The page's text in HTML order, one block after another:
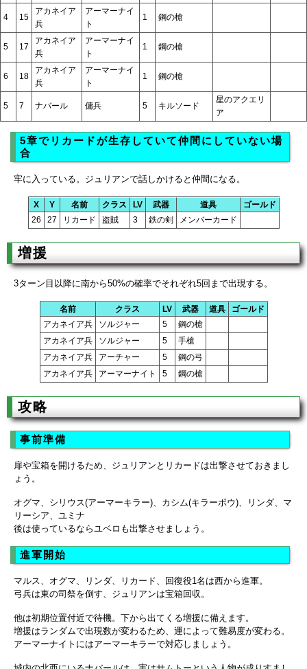
4 15
アカネイア
兵
アーマーナイ
ト
1 鋼の槍
5 17
アカネイア
兵
アーマーナイ
ト
1 鋼の槍
6 18
アカネイア
兵
アーマーナイ
ト
1 鋼の槍
5 7 ナバール 傭兵 5 キルソード
星のアクエリ
ア
5章でリカードが生存していて仲間にしていない場
合
牢に入っている。ジュリアンで話しかけると仲間になる。
X Y 名前 クラス LV 武器 道具
ゴールド
26
27 リカード 盗賊 3 鉄の剣 メンバーカード
増援
3ターン目以降に南から50%の確率でそれぞれ5回まで出現する。
名前 クラス LV 武器 道具
ゴールド
アカネイア兵
ソルジャー 5
鋼の槍
アカネイア兵
ソルジャー 5
手槍
アカネイア兵
アーチャー 5
鋼の弓
アカネイア兵
アーマーナイト 5 鋼の槍
攻略
事前準備
扉や宝箱を開けるため、ジュリアンとリカードは出撃させておきまし
ょう。
オグマ、シリウス(アーマーキラー)、カシム(キラーボウ)、リンダ、マ
リーシア、ユミナ
後は使っているならユベロも出撃させましょう。
進軍開始
マルス、オグマ、リンダ、リカード、回復役1名は西から進軍。
弓兵は東の司祭を倒す、ジュリアンは宝箱回収。
他は初期位置付近で待機。下から出てくる増援に備えます。
増援はランダムで出現数が変わるため、運によって難易度が変わる。
アーマーナイトにはアーマーキラーで対応しましょう。